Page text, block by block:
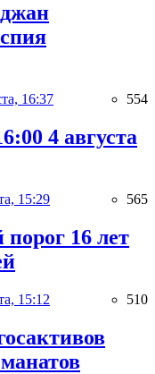
16:37 554
4 августа
15:29 565
порог 16 лет
15:12 510